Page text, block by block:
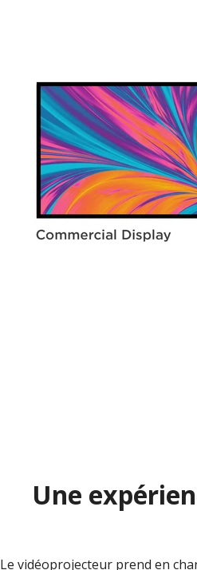
Une
Le vidéoprojecteur prend en